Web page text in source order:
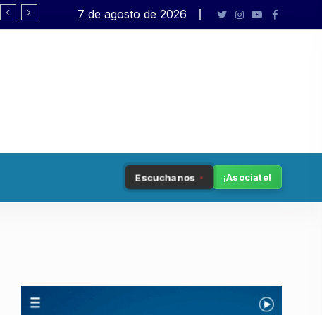
«Esta ley hay que leerla en términos
7 de agosto de 2026
Escuchanos ¡Asociate!